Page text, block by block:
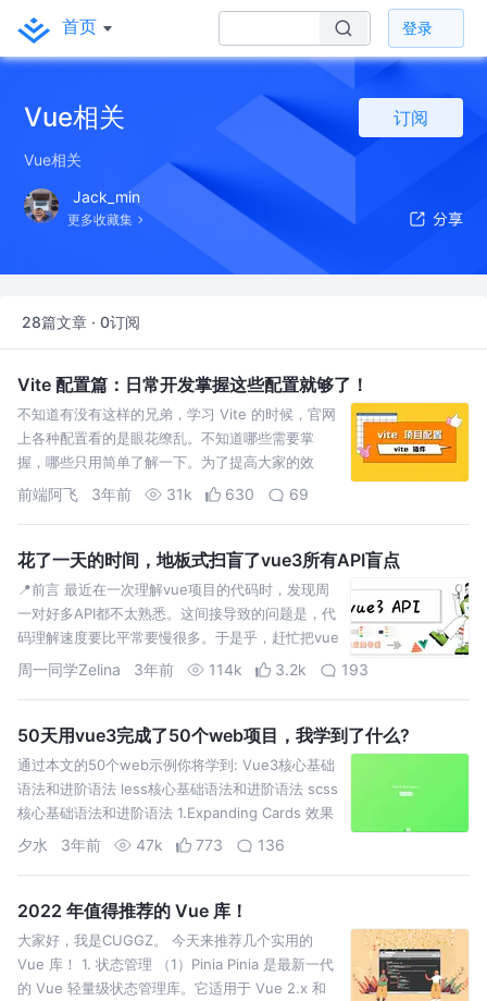
首页 登录
Vue相关 订阅
Vue相关
Jack_min
更多收藏集
28篇文章 · 0订阅
Vite 配置篇：日常开发掌握这些配置就够了！
不知道有没有这样的兄弟，学习 Vite 的时候，官网
上各种配置看的是眼花缭乱。不知道哪些需要掌
握，哪些只用简单了解一下。为了提高大家的效
率，我把日常开发中常用的配置梳理了一下分享给
前端阿飞 3年前 31k 630 69
花了一天的时间，地板式扫盲了vue3所有API盲点
📍前言 最近在一次理解vue项目的代码时，发现周
一对好多API都不太熟悉。这间接导致的问题是，代
码理解速度要比平常要慢很多。于是乎，赶忙把vue
API的学习提上了日程。 在下面的文章中，将地板式
周一同学Zelina 3年前 114k 3.2k 193
50天用vue3完成了50个web项目，我学到了什么?
通过本文的50个web示例你将学到: Vue3核心基础
语法和进阶语法 less核心基础语法和进阶语法 scss
核心基础语法和进阶语法 1.Expanding Cards 效果
如图所示: 源码 在线示例
夕水 3年前 47k 773 136
2022 年值得推荐的 Vue 库！
大家好，我是CUGGZ。 今天来推荐几个实用的
Vue 库！ 1. 状态管理 （1）Pinia Pinia 是最新一代
的 Vue 轻量级状态管理库。它适用于 Vue 2.x 和